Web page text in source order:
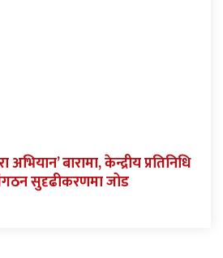
बारामा, केन्द्रीय प्रतिनिधि
सुदृढीकरणमा जोड